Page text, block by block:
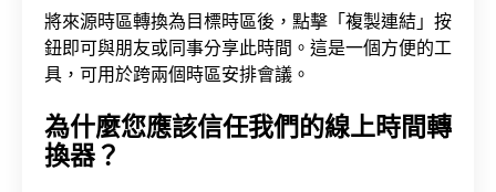
將來源時區轉換為目標時區後，點擊「複製連結」按
鈕即可與朋友或同事分享此時間。這是一個方便的工
具，可用於跨兩個時區安排會議。
為什麼您應該信任我們的線上時間轉
換器？